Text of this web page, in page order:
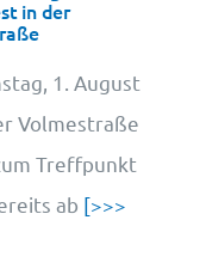
in der
1. August
Volmestraße
Treffpunkt
ab [>>>